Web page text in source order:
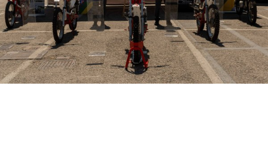
Concorsi
Istituti di
formazione